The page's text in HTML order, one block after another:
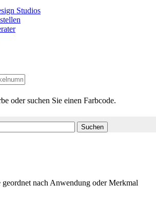
Studios
oder suchen Sie einen Farbcode.
Suchen
geordnet nach Anwendung oder Merkmal